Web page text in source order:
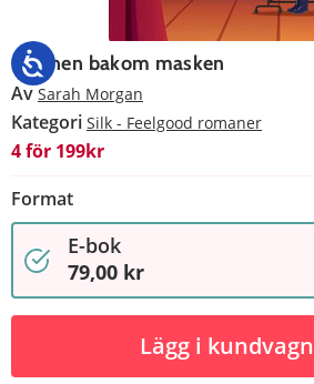
Mannen bakom masken
AvSarah Morgan
Kategori Silk - Feelgood romaner
4 för 199kr
Format
E-bok
79,00 kr
Lägg i kundvagn